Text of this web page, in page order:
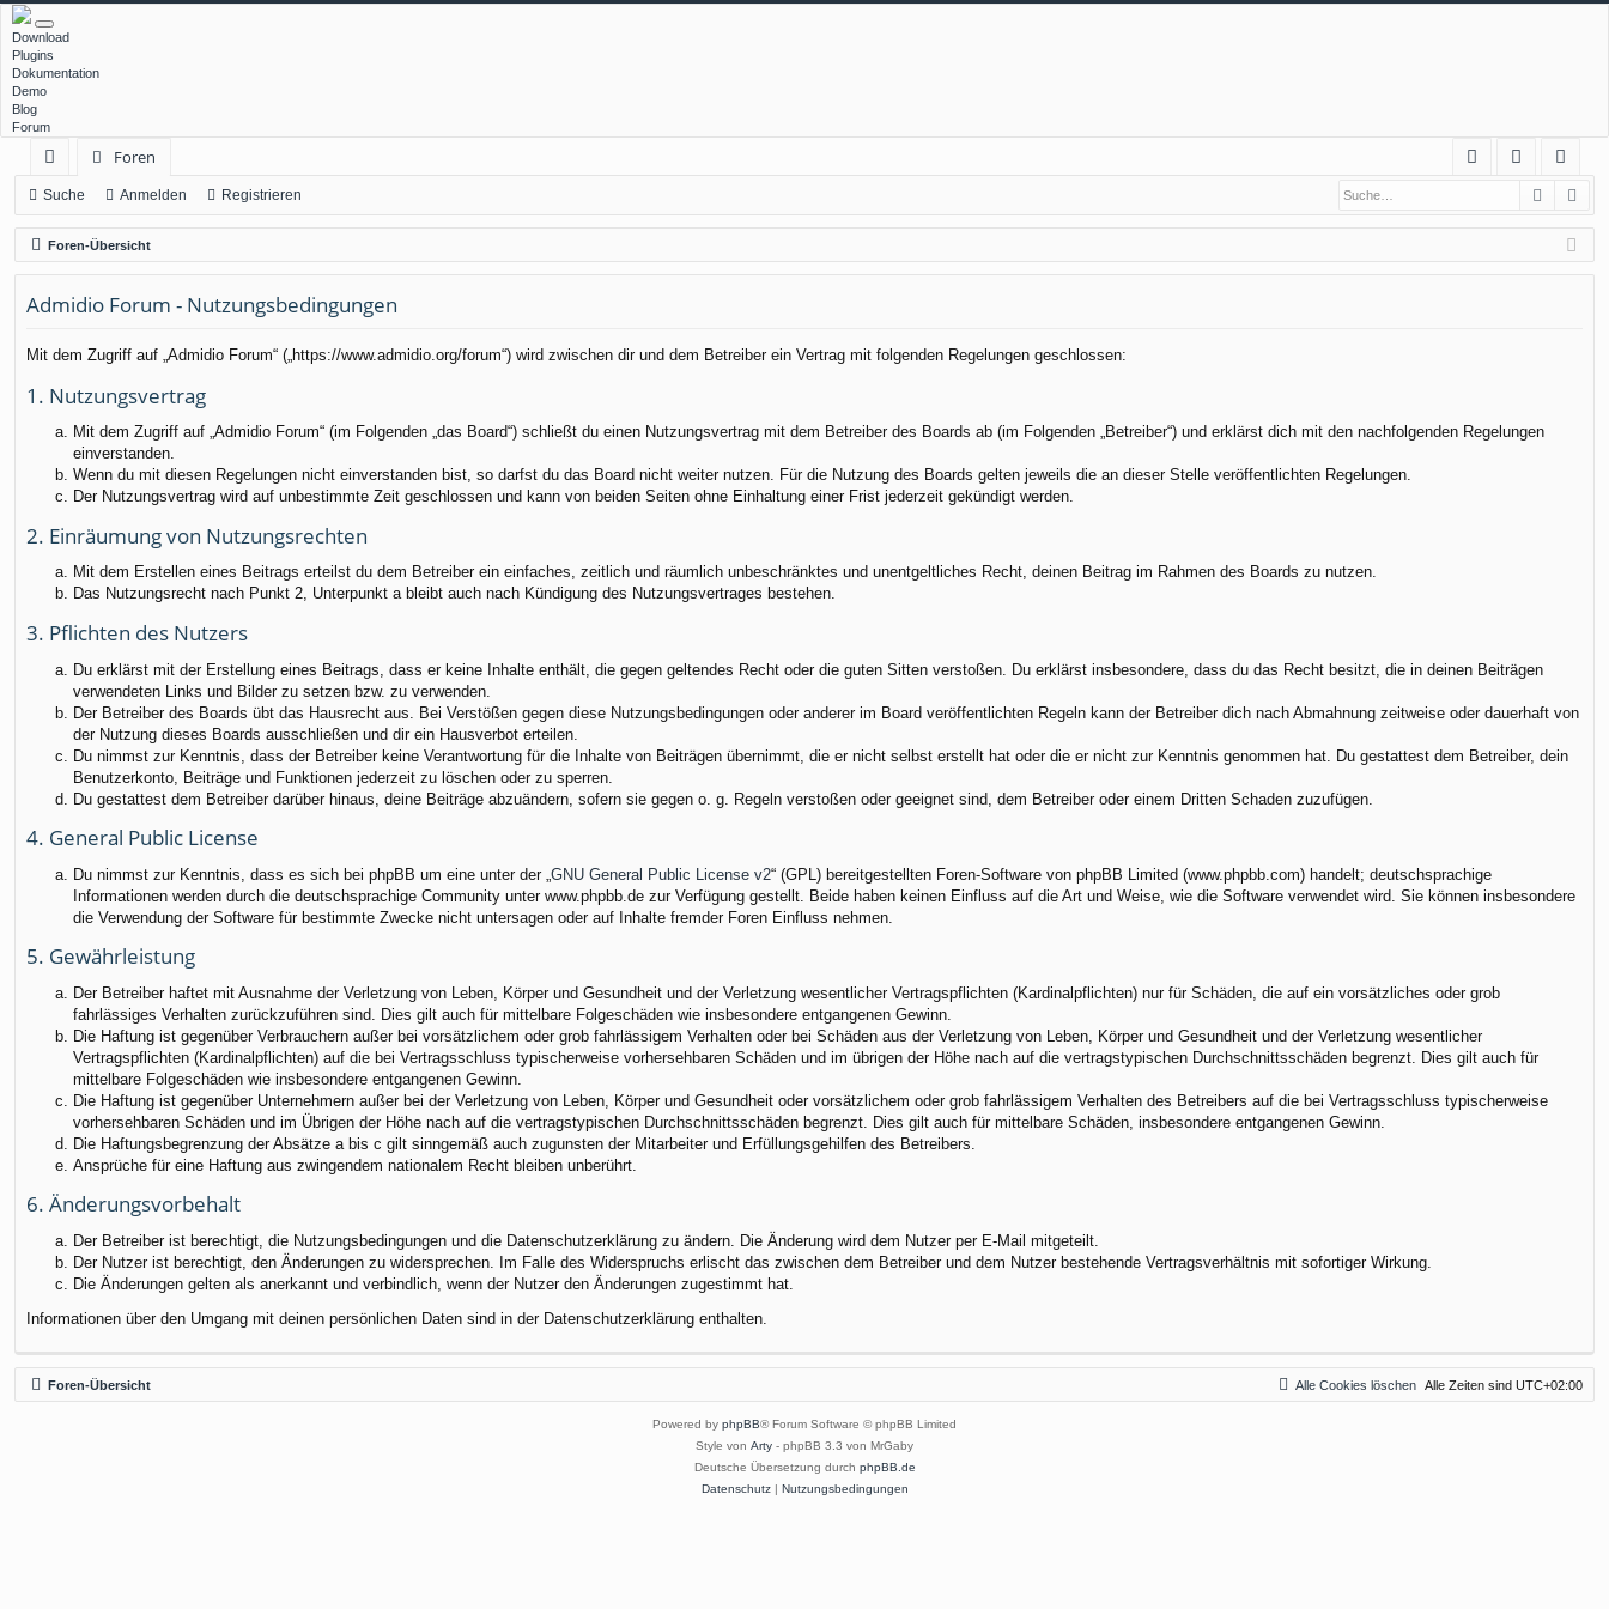
Download
Plugins
Dokumentation
Demo
Blog
Forum
ch
ne
llz
ug
Foren
Q
m
el
eg
ist
rie
Suche Anmelden Registrieren Suche
Foren-Übersicht
Admidio Forum - Nutzungsbedingungen
Mit dem Zugriff auf „Admidio Forum“ („https://www.admidio.org/forum“) wird zwischen dir und dem Betreiber ein Vertrag mit folgenden Regelungen geschlossen:
1. Nutzungsvertrag
Mit dem Zugriff auf „Admidio Forum“ (im Folgenden „das Board“) schließt du einen Nutzungsvertrag mit dem Betreiber des Boards ab (im Folgenden „Betreiber“) und erklärst dich mit den nachfolgenden Regelungen
einverstanden.
Wenn du mit diesen Regelungen nicht einverstanden bist, so darfst du das Board nicht weiter nutzen. Für die Nutzung des Boards gelten jeweils die an dieser Stelle veröffentlichten Regelungen.
Der Nutzungsvertrag wird auf unbestimmte Zeit geschlossen und kann von beiden Seiten ohne Einhaltung einer Frist jederzeit gekündigt werden.
2. Einräumung von Nutzungsrechten
Mit dem Erstellen eines Beitrags erteilst du dem Betreiber ein einfaches, zeitlich und räumlich unbeschränktes und unentgeltliches Recht, deinen Beitrag im Rahmen des Boards zu nutzen.
Das Nutzungsrecht nach Punkt 2, Unterpunkt a bleibt auch nach Kündigung des Nutzungsvertrages bestehen.
3. Pflichten des Nutzers
Du erklärst mit der Erstellung eines Beitrags, dass er keine Inhalte enthält, die gegen geltendes Recht oder die guten Sitten verstoßen. Du erklärst insbesondere, dass du das Recht besitzt, die in deinen Beiträgen
verwendeten Links und Bilder zu setzen bzw. zu verwenden.
Der Betreiber des Boards übt das Hausrecht aus. Bei Verstößen gegen diese Nutzungsbedingungen oder anderer im Board veröffentlichten Regeln kann der Betreiber dich nach Abmahnung zeitweise oder dauerhaft von
der Nutzung dieses Boards ausschließen und dir ein Hausverbot erteilen.
Du nimmst zur Kenntnis, dass der Betreiber keine Verantwortung für die Inhalte von Beiträgen übernimmt, die er nicht selbst erstellt hat oder die er nicht zur Kenntnis genommen hat. Du gestattest dem Betreiber, dein
Benutzerkonto, Beiträge und Funktionen jederzeit zu löschen oder zu sperren.
Du gestattest dem Betreiber darüber hinaus, deine Beiträge abzuändern, sofern sie gegen o. g. Regeln verstoßen oder geeignet sind, dem Betreiber oder einem Dritten Schaden zuzufügen.
4. General Public License
Du nimmst zur Kenntnis, dass es sich bei phpBB um eine unter der „ GNU General Public License v2“ (GPL) bereitgestellten Foren-Software von phpBB Limited (www.phpbb.com) handelt; deutschsprachige
Informationen werden durch die deutschsprachige Community unter www.phpbb.de zur Verfügung gestellt. Beide haben keinen Einfluss auf die Art und Weise, wie die Software verwendet wird. Sie können insbesondere
die Verwendung der Software für bestimmte Zwecke nicht untersagen oder auf Inhalte fremder Foren Einfluss nehmen.
5. Gewährleistung
Der Betreiber haftet mit Ausnahme der Verletzung von Leben, Körper und Gesundheit und der Verletzung wesentlicher Vertragspflichten (Kardinalpflichten) nur für Schäden, die auf ein vorsätzliches oder grob
fahrlässiges Verhalten zurückzuführen sind. Dies gilt auch für mittelbare Folgeschäden wie insbesondere entgangenen Gewinn.
Die Haftung ist gegenüber Verbrauchern außer bei vorsätzlichem oder grob fahrlässigem Verhalten oder bei Schäden aus der Verletzung von Leben, Körper und Gesundheit und der Verletzung wesentlicher
Vertragspflichten (Kardinalpflichten) auf die bei Vertragsschluss typischerweise vorhersehbaren Schäden und im übrigen der Höhe nach auf die vertragstypischen Durchschnittsschäden begrenzt. Dies gilt auch für
mittelbare Folgeschäden wie insbesondere entgangenen Gewinn.
Die Haftung ist gegenüber Unternehmern außer bei der Verletzung von Leben, Körper und Gesundheit oder vorsätzlichem oder grob fahrlässigem Verhalten des Betreibers auf die bei Vertragsschluss typischerweise
vorhersehbaren Schäden und im Übrigen der Höhe nach auf die vertragstypischen Durchschnittsschäden begrenzt. Dies gilt auch für mittelbare Schäden, insbesondere entgangenen Gewinn.
Die Haftungsbegrenzung der Absätze a bis c gilt sinngemäß auch zugunsten der Mitarbeiter und Erfüllungsgehilfen des Betreibers.
Ansprüche für eine Haftung aus zwingendem nationalem Recht bleiben unberührt.
6. Änderungsvorbehalt
Der Betreiber ist berechtigt, die Nutzungsbedingungen und die Datenschutzerklärung zu ändern. Die Änderung wird dem Nutzer per E-Mail mitgeteilt.
Der Nutzer ist berechtigt, den Änderungen zu widersprechen. Im Falle des Widerspruchs erlischt das zwischen dem Betreiber und dem Nutzer bestehende Vertragsverhältnis mit sofortiger Wirkung.
Die Änderungen gelten als anerkannt und verbindlich, wenn der Nutzer den Änderungen zugestimmt hat.
Informationen über den Umgang mit deinen persönlichen Daten sind in der Datenschutzerklärung enthalten.
Foren-Übersicht Alle Zeiten sind UTC+02:00
Alle Cookies löschen
Powered by phpBB® Forum Software © phpBB Limited
Style von Arty - phpBB 3.3 von MrGaby
Deutsche Übersetzung durch phpBB.de
Datenschutz| Nutzungsbedingungen